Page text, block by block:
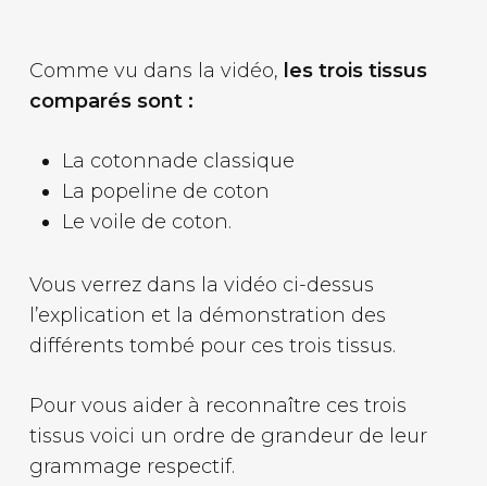
Comme vu dans la vidéo, les trois tissus
comparés sont :
La cotonnade classique
La popeline de coton
Le voile de coton.
Vous verrez dans la vidéo ci-dessus
l’explication et la démonstration des
différents tombé pour ces trois tissus.
Pour vous aider à reconnaître ces trois
tissus voici un ordre de grandeur de leur
grammage respectif.